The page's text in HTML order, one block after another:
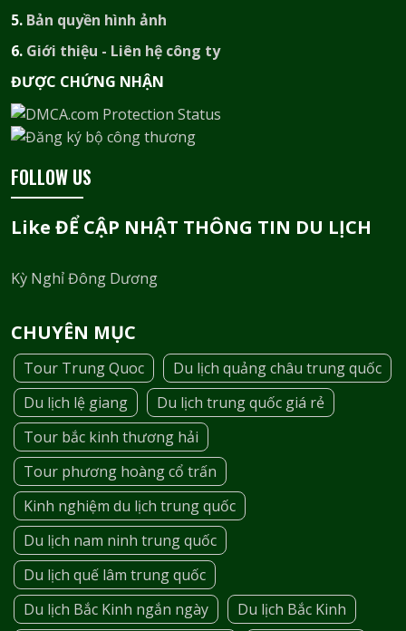
5. Bản quyền hình ảnh
6. Giới thiệu - Liên hệ công ty
ĐƯỢC CHỨNG NHẬN​
FOLLOW US
Like ĐỂ CẬP NHẬT THÔNG TIN DU LỊCH
Kỳ Nghỉ Đông Dương
CHUYÊN MỤC
Tour Trung Quoc
Du lịch quảng châu trung quốc
Du lịch lệ giang
Du lịch trung quốc giá rẻ
Tour bắc kinh thương hải
Tour phương hoàng cổ trấn
Kinh nghiệm du lịch trung quốc
Du lịch nam ninh trung quốc
Du lịch quế lâm trung quốc
Du lịch Bắc Kinh ngắn ngày
Du lịch Bắc Kinh